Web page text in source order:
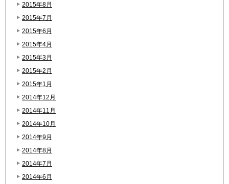
2015年8月
2015年7月
2015年6月
2015年4月
2015年3月
2015年2月
2015年1月
2014年12月
2014年11月
2014年10月
2014年9月
2014年8月
2014年7月
2014年6月